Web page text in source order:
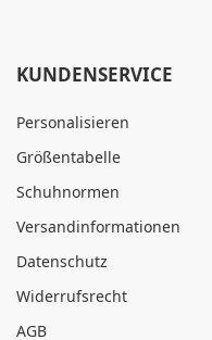
KUNDENSERVICE
Personalisieren
Größentabelle
Schuhnormen
Versandinformationen
Datenschutz
Widerrufsrecht
AGB